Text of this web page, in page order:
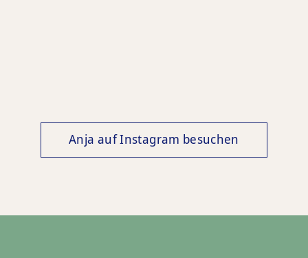
Anja auf Instagram besuchen